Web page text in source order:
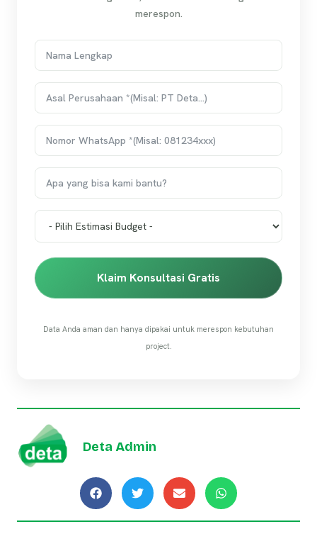
merespon.
Klaim Konsultasi Gratis
Data Anda aman dan hanya dipakai untuk merespon kebutuhan
project.
Deta Admin